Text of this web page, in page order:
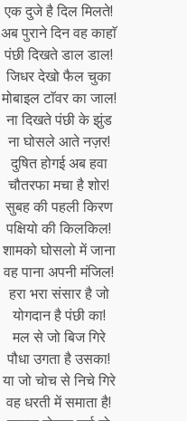
एक दुजे है दिल मिलते!
अब पुराने दिन वह काहाॅ
पंछी दिखते डाल डाल!
जिधर देखो फैल चुका
मोबाइल टाॅवर का जाल!
ना दिखते पंछी के झुंड
ना घोसले आते नज़र!
दुषित होगई अब हवा
चौतरफा मचा है शोर!
सुबह की पहली किरण
पक्षियो की किलकिल!
शामको घोसलो में जाना
वह पाना अपनी मंजिल!
हरा भरा संसार है जो
योगदान है पंछी का!
मल से जो बिज गिरे
पौधा उगता है उसका!
या जो चोच से निचे गिरे
वह धरती में समाता है!